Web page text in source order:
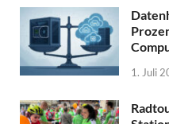
1. Juli